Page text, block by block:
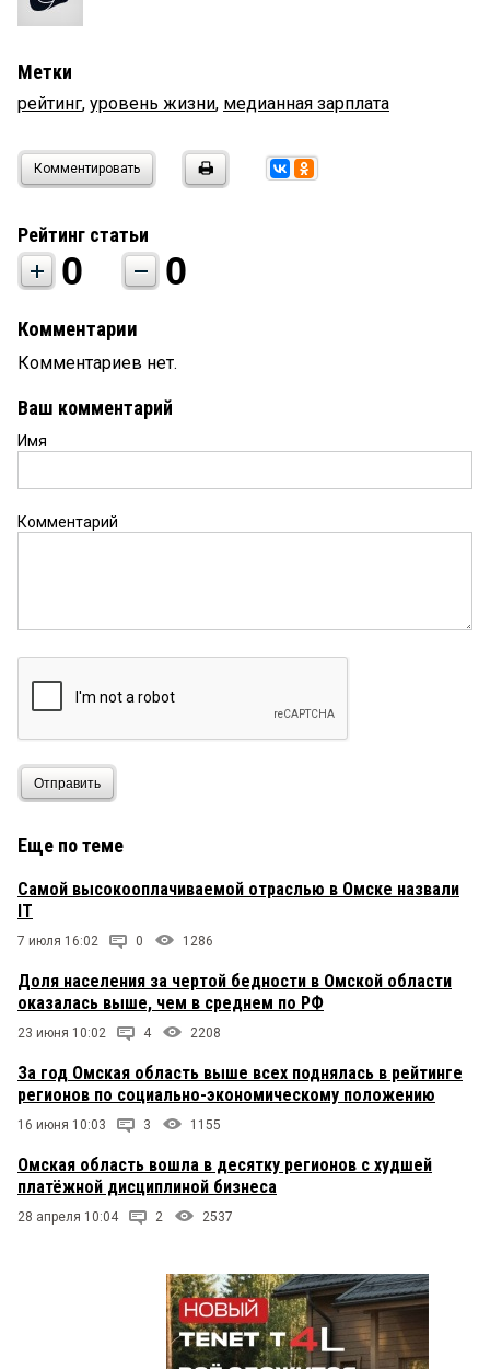
Метки
рейтинг, уровень жизни, медианная зарплата
Комментировать
Рейтинг статьи
0 0
Комментарии
Комментариев нет.
Ваш комментарий
Имя
Комментарий
Отправить
Еще по теме
Самой высокооплачиваемой отраслью в Омске назвали
IT
7 июля 16:02 0 1286
Доля населения за чертой бедности в Омской области
оказалась выше, чем в среднем по РФ
23 июня 10:02 4 2208
За год Омская область выше всех поднялась в рейтинге
регионов по социально-экономическому положению
16 июня 10:03 3 1155
Омская область вошла в десятку регионов с худшей
платёжной дисциплиной бизнеса
28 апреля 10:04 2 2537